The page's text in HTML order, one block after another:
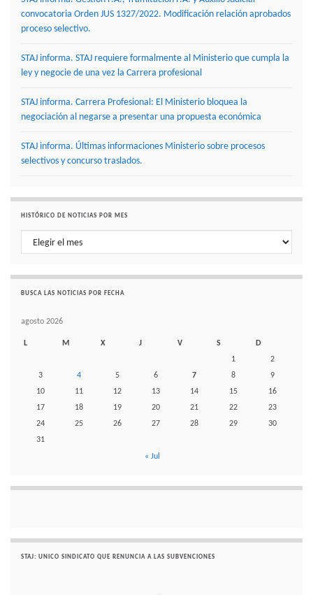
convocatoria Orden JUS 1327/2022. Modificación relación aprobados
proceso selectivo.
STAJ informa. STAJ requiere formalmente al Ministerio que cumpla la
ley y negocie de una vez la Carrera profesional
STAJ informa. Carrera Profesional: El Ministerio bloquea la
negociación al negarse a presentar una propuesta económica
STAJ informa. Últimas informaciones Ministerio sobre procesos
selectivos y concurso traslados.
HISTÓRICO DE NOTICIAS POR MES
Histórico de noticias por mes
BUSCA LAS NOTICIAS POR FECHA
agosto 2026
L M X J V S
D
1
2
3
4 5 6 7 8
9
10
11 12 13 14 15
16
17
18 19 20 21 22
23
24
25 26 27 28 29
30
31
« Jul
STAJ: UNICO SINDICATO QUE RENUNCIA A LAS SUBVENCIONES